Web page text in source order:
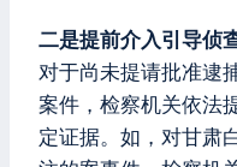
二是提前介入引导侦
对于尚未提请批准逮
案件，检察机关依法
定证据。如，对甘肃